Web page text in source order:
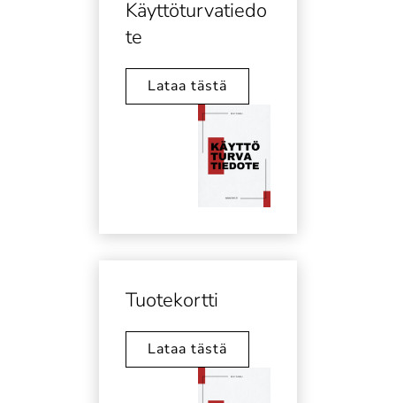
Käyttöturvatiedo
te
Lataa tästä
Tuotekortti
Lataa tästä